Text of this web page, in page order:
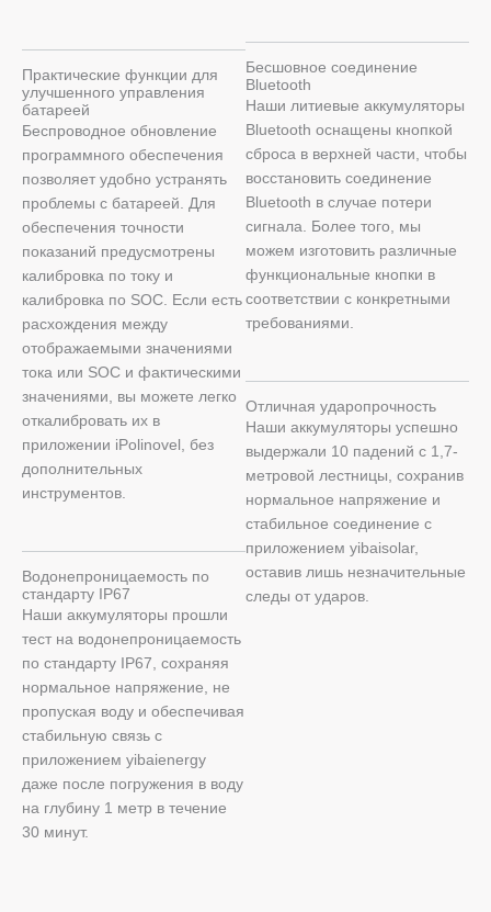
Практические функции для
улучшенного управления
батареей
Беспроводное обновление
программного обеспечения
позволяет удобно устранять
проблемы с батареей. Для
обеспечения точности
показаний предусмотрены
калибровка по току и
калибровка по SOC. Если есть
расхождения между
отображаемыми значениями
тока или SOC и фактическими
значениями, вы можете легко
откалибровать их в
приложении iPolinovel, без
дополнительных
инструментов.
Водонепроницаемость по
стандарту IP67
Наши аккумуляторы прошли
тест на водонепроницаемость
по стандарту IP67, сохраняя
нормальное напряжение, не
пропуская воду и обеспечивая
стабильную связь с
приложением yibaienergy
даже после погружения в воду
на глубину 1 метр в течение
30 минут.
Бесшовное соединение
Bluetooth
Наши литиевые аккумуляторы
Bluetooth оснащены кнопкой
сброса в верхней части, чтобы
восстановить соединение
Bluetooth в случае потери
сигнала. Более того, мы
можем изготовить различные
функциональные кнопки в
соответствии с конкретными
требованиями.
Отличная ударопрочность
Наши аккумуляторы успешно
выдержали 10 падений с 1,7-
метровой лестницы, сохранив
нормальное напряжение и
стабильное соединение с
приложением yibaisolar,
оставив лишь незначительные
следы от ударов.